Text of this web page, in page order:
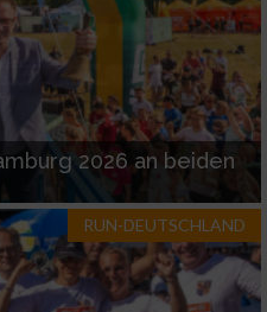
2026 an beiden
RUN-DEUTSCHLAND